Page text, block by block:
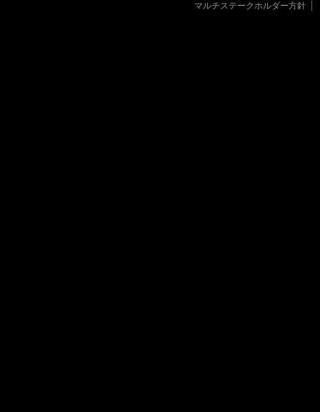
マルチステークホルダー方針